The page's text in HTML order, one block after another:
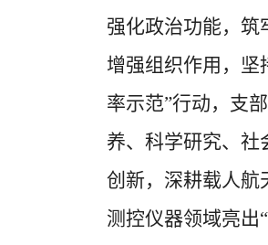
强化政治功能，筑
增强组织作用，坚
率示范”行动，支
养、科学研究、社
创新，深耕载人航
测控仪器领域亮出